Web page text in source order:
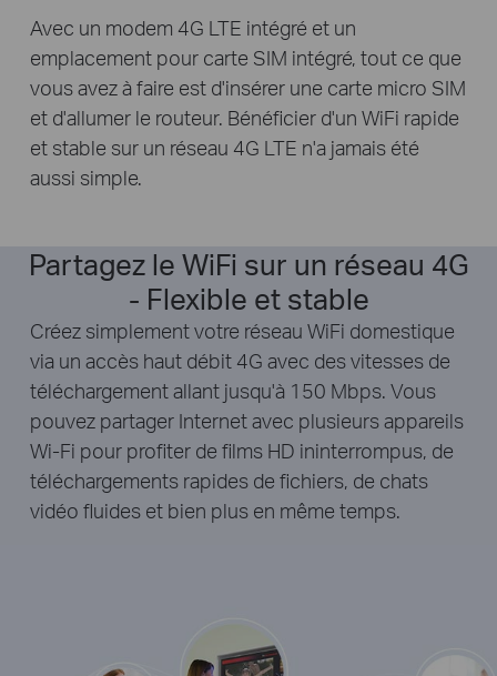
Avec un modem 4G LTE intégré et un
emplacement pour carte SIM intégré, tout ce que
vous avez à faire est d'insérer une carte micro SIM
et d'allumer le routeur. Bénéficier d'un WiFi rapide
et stable sur un réseau 4G LTE n'a jamais été
aussi simple.
Partagez le WiFi sur un réseau 4G
- Flexible et stable
Créez simplement votre réseau WiFi domestique
via un accès haut débit 4G avec des vitesses de
téléchargement allant jusqu'à 150 Mbps. Vous
pouvez partager Internet avec plusieurs appareils
Wi-Fi pour profiter de films HD ininterrompus, de
téléchargements rapides de fichiers, de chats
vidéo fluides et bien plus en même temps.